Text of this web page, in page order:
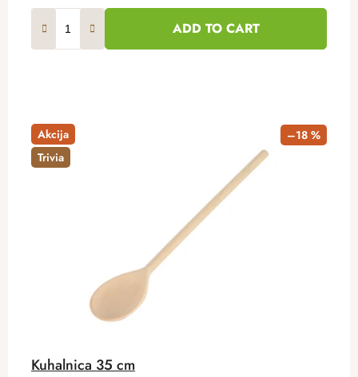
ADD TO CART
Akcija
Trivia
–18 %
Kuhalnica 35 cm